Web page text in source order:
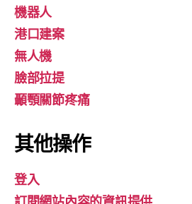
機器人
港口建案
無人機
臉部拉提
顳顎關節疼痛
其他操作
登入